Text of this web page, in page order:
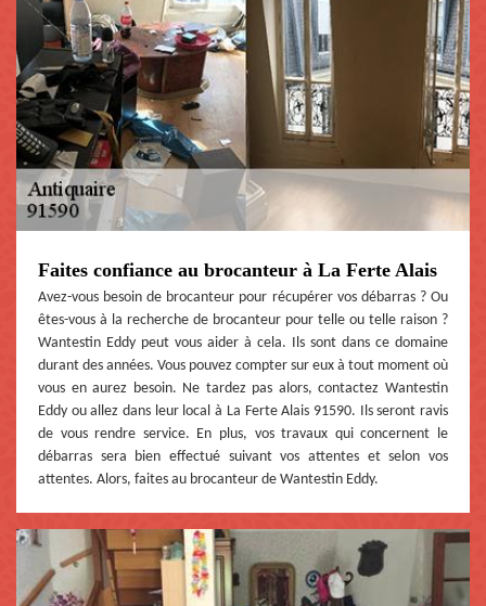
Faites confiance au brocanteur à La Ferte Alais
Avez-vous besoin de brocanteur pour récupérer vos débarras ? Ou
êtes-vous à la recherche de brocanteur pour telle ou telle raison ?
Wantestin Eddy peut vous aider à cela. Ils sont dans ce domaine
durant des années. Vous pouvez compter sur eux à tout moment où
vous en aurez besoin. Ne tardez pas alors, contactez Wantestin
Eddy ou allez dans leur local à La Ferte Alais 91590. Ils seront ravis
de vous rendre service. En plus, vos travaux qui concernent le
débarras sera bien effectué suivant vos attentes et selon vos
attentes. Alors, faites au brocanteur de Wantestin Eddy.